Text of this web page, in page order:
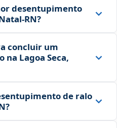
desentupimento
concluir um
Lagoa Seca,
de ralo